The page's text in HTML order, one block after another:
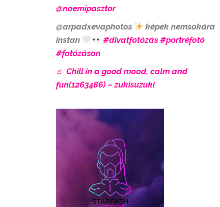
@noemipasztor
@arpadxevaphotos
képek nemsokára
instan
#divatfotózás #portréfotó
#fotózáson
♬ Chill in a good mood, calm and
fun(1263486) – zukisuzuki